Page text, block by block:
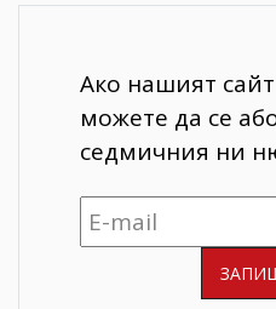
Ако нашият
можете да се
седмичния ни